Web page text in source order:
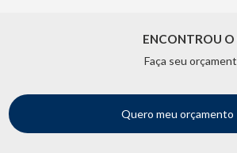
ENCONTROU O
Faça seu
Quero meu orçamento